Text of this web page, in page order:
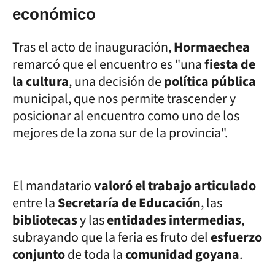
económico
Tras el acto de inauguración,Hormaechea
remarcó que el encuentro es "unafiesta de
la cultura, una decisión depolítica pública
municipal, que nos permite trascender y
posicionar al encuentro como uno de los
mejores de la zona sur de la provincia".
El mandatariovaloró el trabajo articulado
entre laSecretaría de Educación, las
bibliotecasy lasentidades intermedias,
subrayando que la feria es fruto delesfuerzo
conjuntode toda lacomunidad goyana.